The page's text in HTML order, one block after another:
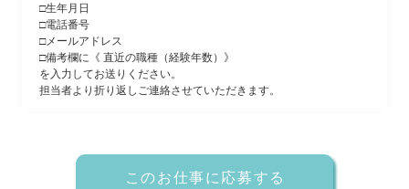
□生年月日
□電話番号
□メールアドレス
□備考欄に《 直近の職種（経験年数）》
を入力してお送りください。
担当者より折り返しご連絡させていただきます。